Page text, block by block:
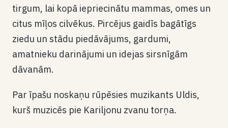
tirgum, lai kopā iepriecinātu mammas, omes un
citus mīļos cilvēkus. Pircējus gaidīs bagātīgs
ziedu un stādu piedāvājums, gardumi,
amatnieku darinājumi un idejas sirsnīgām
dāvanām.
Par īpašu noskaņu rūpēsies muzikants Uldis,
kurš muzicēs pie Kariljonu zvanu torņa.